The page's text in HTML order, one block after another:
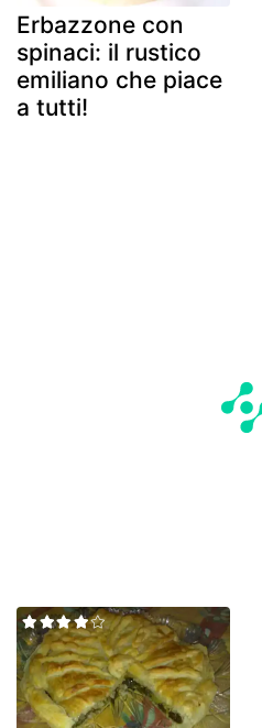
Erbazzone con
spinaci: il rustico
emiliano che piace
a tutti!